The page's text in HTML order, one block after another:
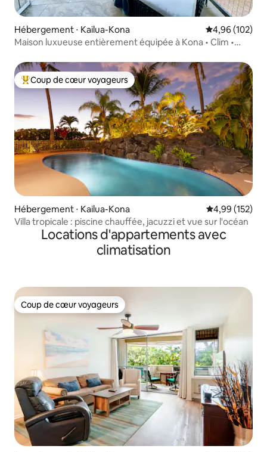
Hébergement ⋅ Kailua-Kona Évaluation
4,96 (102)
Maison luxueuse entièrement équipée à Kona • Clim •
Coups de cœur voyageurs les plus appréciés
Coup de cœur voyageurs
Hébergement ⋅ Kailua-Kona Évaluation
4,99 (152)
Villa tropicale : piscine chauffée, jacuzzi et vue sur l'océan
Locations d'appartements avec
climatisation
Coup de cœur voyageurs
Coup de cœur voyageurs